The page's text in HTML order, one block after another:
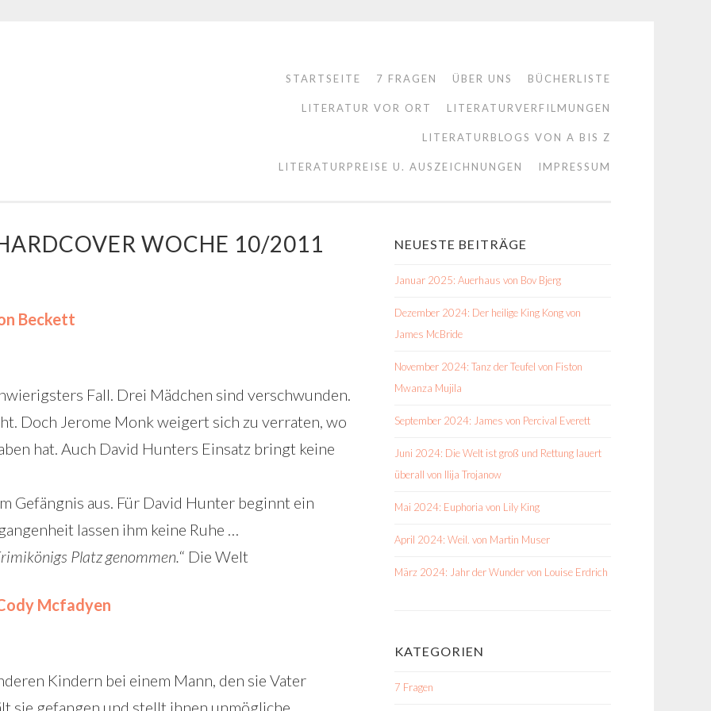
STARTSEITE 7 FRAGEN ÜBER UNS BÜCHERLISTE
LITERATUR VOR ORT LITERATURVERFILMUNGEN
LITERATURBLOGS VON A BIS Z
LITERATURPREISE U. AUSZEICHNUNGEN IMPRESSUM
WOCHE 10/2011
Beckett
Fall. Drei Mädchen sind verschwunden.
Doch Jerome Monk weigert sich zu verraten, wo
hat. Auch David Hunters Einsatz bringt keine
Gefängnis aus. Für David Hunter beginnt ein
lassen ihm keine Ruhe …
Platz genommen.“ Die Welt
Mcfadyen
Kindern bei einem Mann, den sie Vater
sie gefangen und stellt ihnen unmögliche
NEUESTE BEITRÄGE
Januar 2025: Auerhaus von Bov Bjerg
Dezember 2024: Der heilige King Kong von
James McBride
November 2024: Tanz der Teufel von Fiston
Mwanza Mujila
September 2024: James von Percival Everett
Juni 2024: Die Welt ist groß und Rettung lauert
überall von Ilija Trojanow
Mai 2024: Euphoria von Lily King
April 2024: Weil. von Martin Muser
März 2024: Jahr der Wunder von Louise Erdrich
KATEGORIEN
7 Fragen